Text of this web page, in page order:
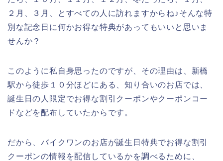
２月、３月、とすべての人に訪れますからね♪そんな特
別な記念日に何かお得な特典があってもいいと思いま
せんか？
このように私自身思ったのですが、その理由は、新橋
駅から徒歩１０分ほどにある、知り合いのお店では、
誕生日の人限定でお得な割引クーポンやクーポンコー
ドなどを配布していたからです。
だから、バイクワンのお店が誕生日特典でお得な割引
クーポンの情報を配信しているかを調べるために、